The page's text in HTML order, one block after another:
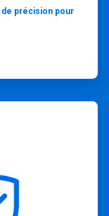
de précision pour